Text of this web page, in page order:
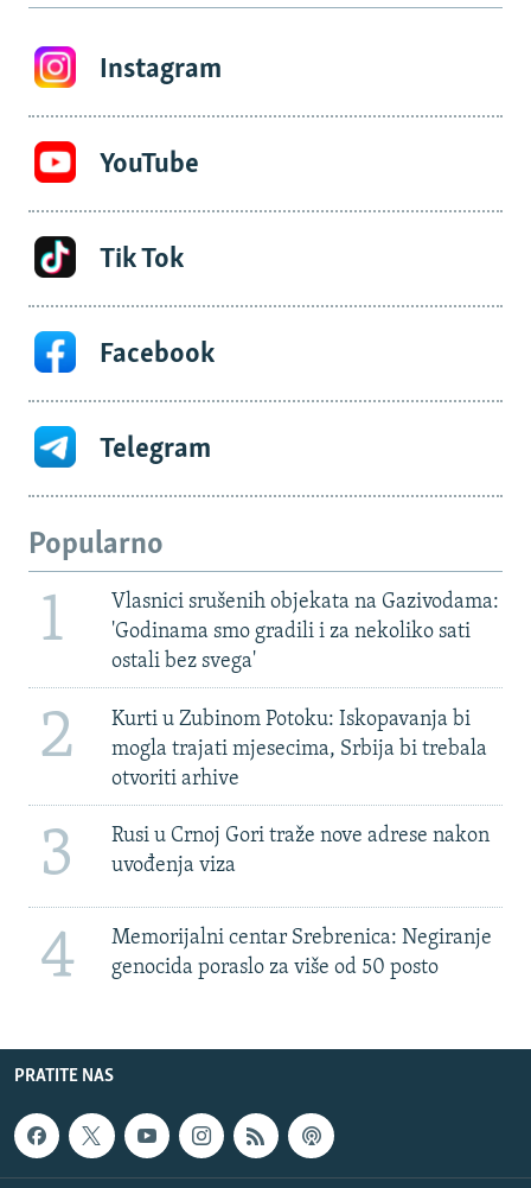
Instagram
YouTube
Tik Tok
Facebook
Telegram
Popularno
1
Vlasnici srušenih objekata na Gazivodama:
'Godinama smo gradili i za nekoliko sati
ostali bez svega'
2
Kurti u Zubinom Potoku: Iskopavanja bi
mogla trajati mjesecima, Srbija bi trebala
otvoriti arhive
3
Rusi u Crnoj Gori traže nove adrese nakon
uvođenja viza
4
Memorijalni centar Srebrenica: Negiranje
genocida poraslo za više od 50 posto
PRATITE NAS